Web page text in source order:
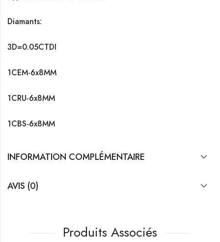
Diamants:
3D=0.05CTDI
1CEM-6x8MM
1CRU-6x8MM
1CBS-6x8MM
INFORMATION COMPLÉMENTAIRE
AVIS (0)
Produits Associés